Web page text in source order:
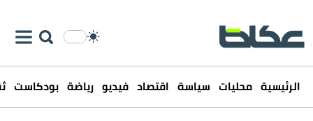
الرئيسية محليات سياسة اقتصاد فيديو رياضة بودكاست